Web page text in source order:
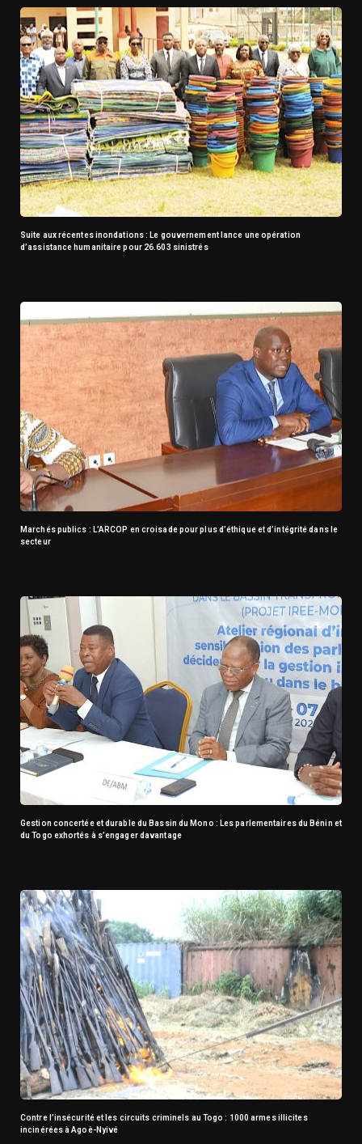
Suite aux récentes inondations : Le gouvernement lance une opération
d’assistance humanitaire pour 26.603 sinistrés
Marchés publics : L’ARCOP en croisade pour plus d’éthique et d’intégrité dans le
secteur
Gestion concertée et durable du Bassin du Mono : Les parlementaires du Bénin et
du Togo exhortés à s’engager davantage
Contre l’insécurité et les circuits criminels au Togo : 1000 armes illicites
incinérées à Agoè-Nyivé